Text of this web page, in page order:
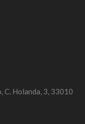
Holanda, 3, 33010